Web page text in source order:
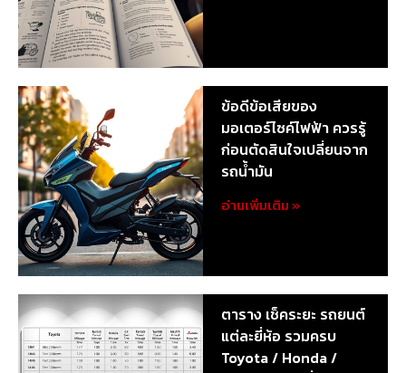
ข้อดีข้อเสียของ
มอเตอร์ไซค์ไฟฟ้า ควรรู้
ก่อนตัดสินใจเปลี่ยนจาก
รถน้ำมัน
อ่านเพิ่มเติม »
ตาราง เช็คระยะ รถยนต์
แต่ละยี่ห้อ รวมครบ
Toyota / Honda /